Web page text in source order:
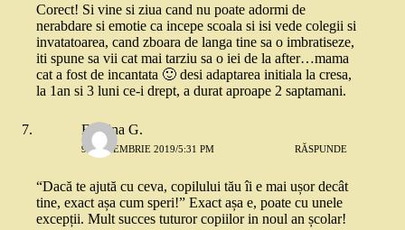
Corect! Si vine si ziua cand nu poate adormi de
nerabdare si emotie ca incepe scoala si isi vede colegii si
invatatoarea, cand zboara de langa tine sa o imbratiseze,
iti spune sa vii cat mai tarziu sa o iei de la after…mama
cat a fost de incantata 🙂 desi adaptarea initiala la cresa,
la 1an si 3 luni ce-i drept, a durat aproape 2 saptamani.
Evelina G.
9 SEPTEMBRIE 2019/5:31 PM RĂSPUNDE
“Dacă te ajută cu ceva, copilului tău îi e mai ușor decât
tine, exact așa cum speri!” Exact așa e, poate cu unele
excepții. Mult succes tuturor copiilor in noul an școlar!